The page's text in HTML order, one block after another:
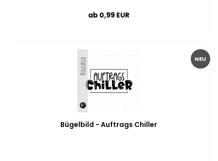
ab 0,99 EUR
NEU
Bügelbild - Auftrags Chiller